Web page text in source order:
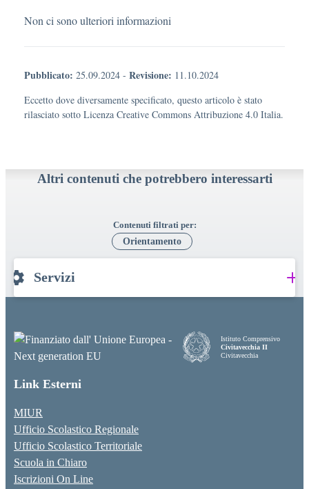
Non ci sono ulteriori informazioni
Pubblicato: 25.09.2024 - Revisione: 11.10.2024
Eccetto dove diversamente specificato, questo articolo è stato
rilasciato sotto Licenza Creative Commons Attribuzione 4.0 Italia.
Altri contenuti che potrebbero interessarti
Contenuti filtrati per:
Orientamento
Servizi
Istituto Comprensivo
Civitavecchia II
Civitavecchia
Link Esterni
MIUR
Ufficio Scolastico Regionale
Ufficio Scolastico Territoriale
Scuola in Chiaro
Iscrizioni On Line